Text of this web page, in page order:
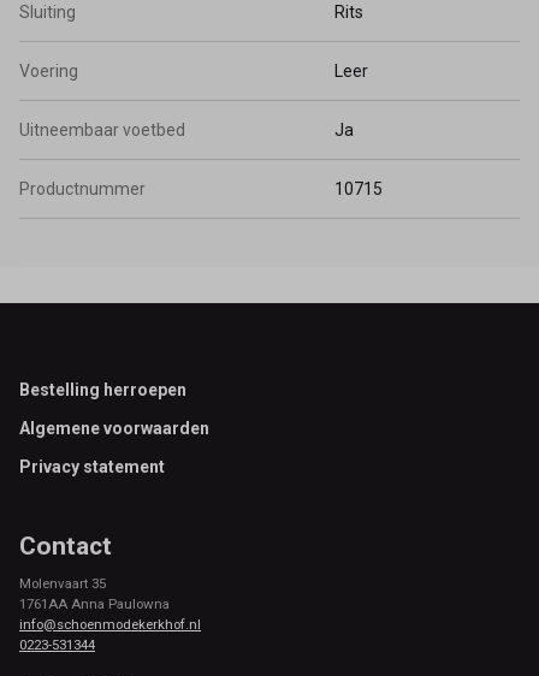
Sluiting Rits
Voering Leer
Uitneembaar voetbed Ja
Productnummer 10715
Footer
Bestelling herroepen
Algemene voorwaarden
Privacy statement
Contact
Molenvaart 35
1761AA Anna Paulowna
info@schoenmodekerkhof.nl
0223-531344